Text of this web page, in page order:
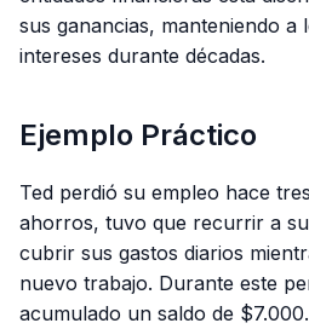
sus ganancias, manteniendo a
intereses durante décadas.
Ejemplo Práctico
Ted perdió su empleo hace
ahorros, tuvo que recurrir a
cubrir sus gastos diarios
nuevo trabajo. Durante este
acumulado un saldo de